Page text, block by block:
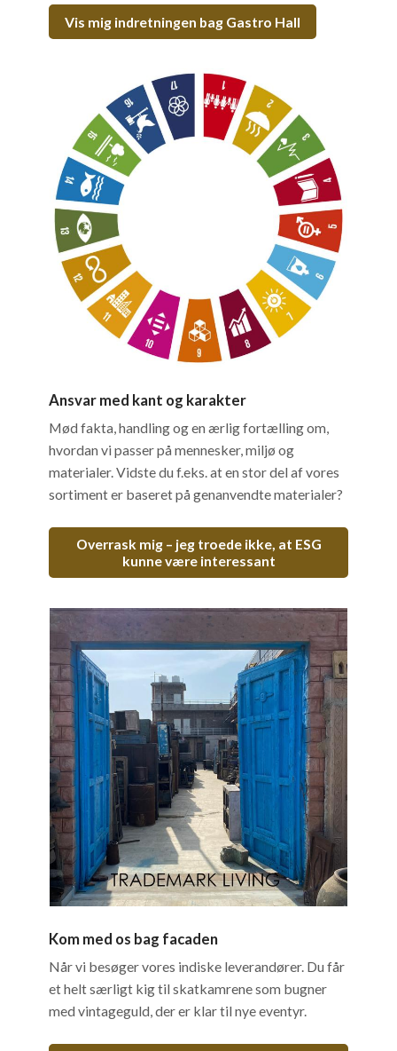
Vis mig indretningen bag Gastro Hall
Ansvar med kant og karakter
Mød fakta, handling og en ærlig fortælling om,
hvordan vi passer på mennesker, miljø og
materialer. Vidste du f.eks. at en stor del af vores
sortiment er baseret på genanvendte materialer?
Overrask mig – jeg troede ikke, at ESG
kunne være interessant
Kom med os bag facaden
Når vi besøger vores indiske leverandører. Du får
et helt særligt kig til skatkamrene som bugner
med vintageguld, der er klar til nye eventyr.